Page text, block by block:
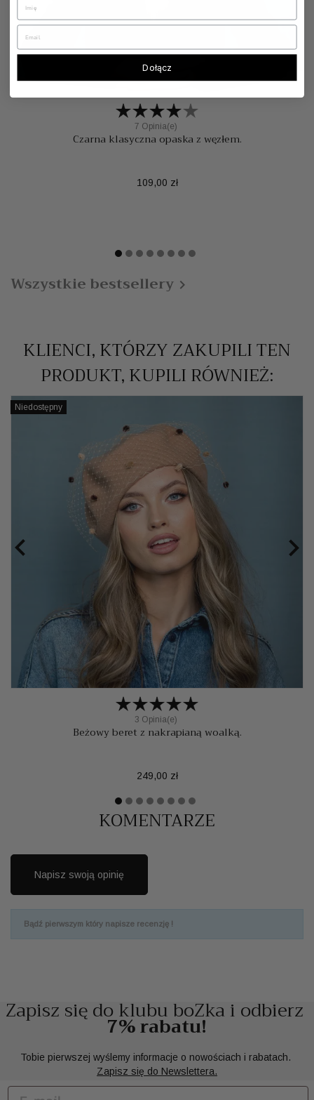
7 Opinia(e)
Czarna klasyczna opaska z węzłem.
Cena
109,00 zł
Wszystkie bestsellery 
KLIENCI, KTÓRZY ZAKUPILI TEN
PRODUKT, KUPILI RÓWNIEŻ:
3 Opinia(e)
Beżowy beret z nakrapianą woalką.
Cena
249,00 zł
Niedostępny
 
KOMENTARZE
Napisz swoją opinię
Bądź pierwszym który napisze recenzję !
Zapisz się do klubu boZka i odbierz
7% rabatu!
Tobie pierwszej wyślemy informacje o nowościach i rabatach.
Zapisz się do Newslettera.
Dołącz